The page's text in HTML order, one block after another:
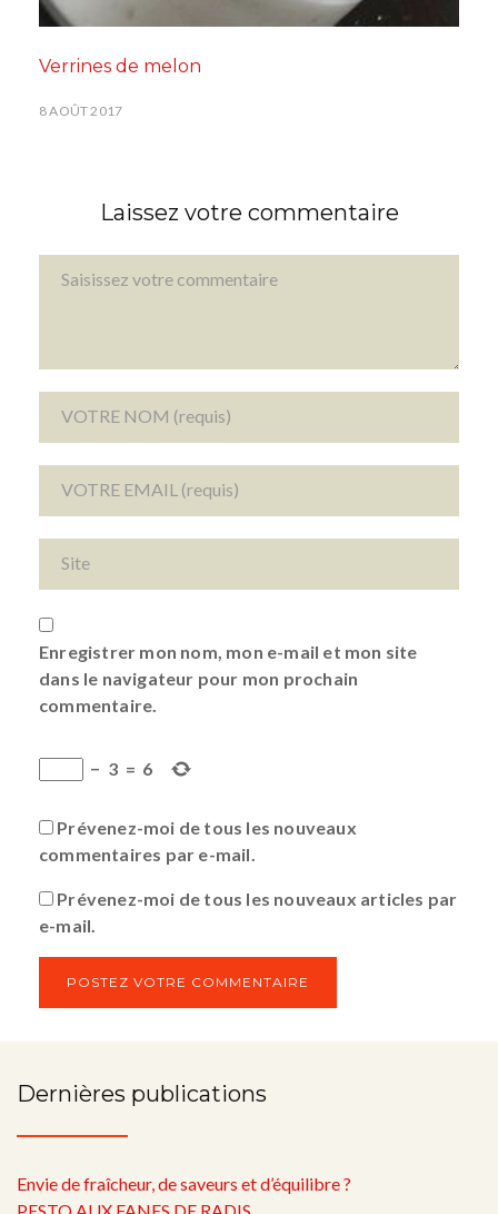
Verrines de melon
8 AOÛT 2017
Laissez votre commentaire
Enregistrer mon nom, mon e-mail et mon site
dans le navigateur pour mon prochain
commentaire.
− 3 = 6
Prévenez-moi de tous les nouveaux
commentaires par e-mail.
Prévenez-moi de tous les nouveaux articles par
e-mail.
Dernières publications
Envie de fraîcheur, de saveurs et d’équilibre ?
PESTO AUX FANES DE RADIS